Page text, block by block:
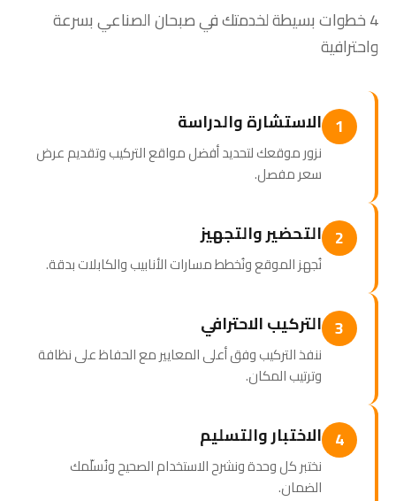
4 خطوات بسيطة لخدمتك في صبحان الصناعي بسرعة
واحترافية
1 الاستشارة والدراسة
نزور موقعك لتحديد أفضل مواقع التركيب وتقديم عرض
سعر مفصل.
2 التحضير والتجهيز
نُجهز الموقع ونُخطط مسارات الأنابيب والكابلات بدقة.
3 التركيب الاحترافي
ننفذ التركيب وفق أعلى المعايير مع الحفاظ على نظافة
وترتيب المكان.
4 الاختبار والتسليم
نختبر كل وحدة ونشرح الاستخدام الصحيح ونُسلّمك
الضمان.